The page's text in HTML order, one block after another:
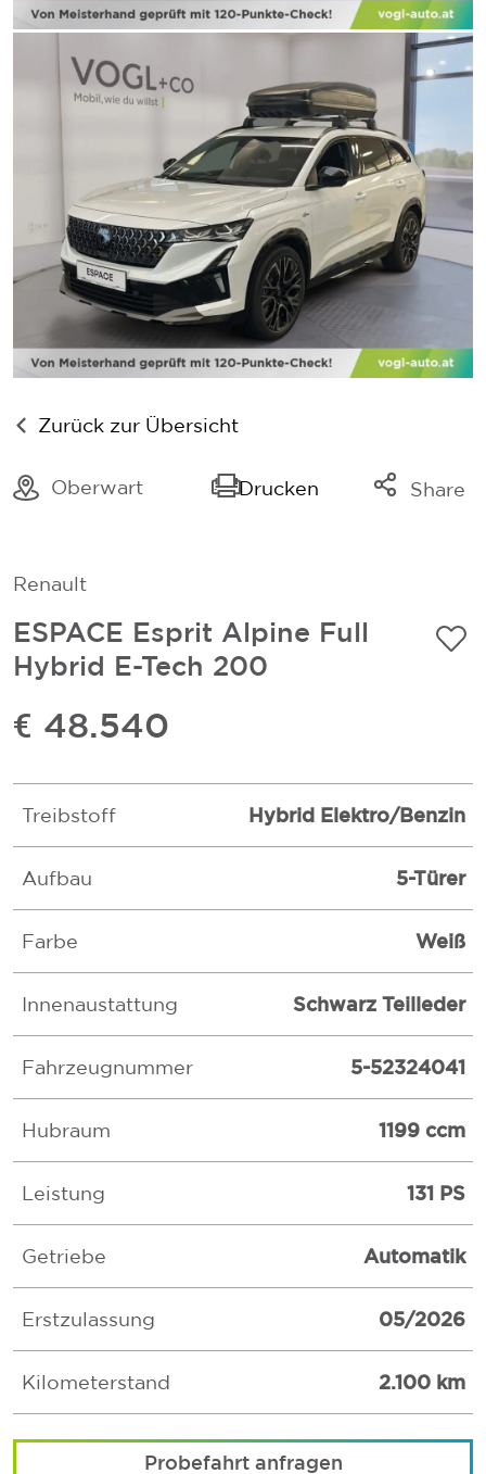
Zurück zur Übersicht
Oberwart Drucken Share
Renault
ESPACE Esprit Alpine Full
Hybrid E-Tech 200
€ 48.540
Treibstoff Hybrid Elektro/Benzin
Aufbau 5-Türer
Farbe Weiß
Innenaustattung Schwarz Teilleder
Fahrzeugnummer 5-52324041
Hubraum 1199 ccm
Leistung 131 PS
Getriebe Automatik
Erstzulassung 05/2026
Kilometerstand 2.100 km
Probefahrt anfragen